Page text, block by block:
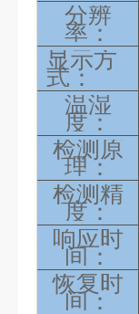
分辨
率：
显示方
式：
温湿
度：
检测原
理：
检测精
度：
响应时
间：
恢复时
间：